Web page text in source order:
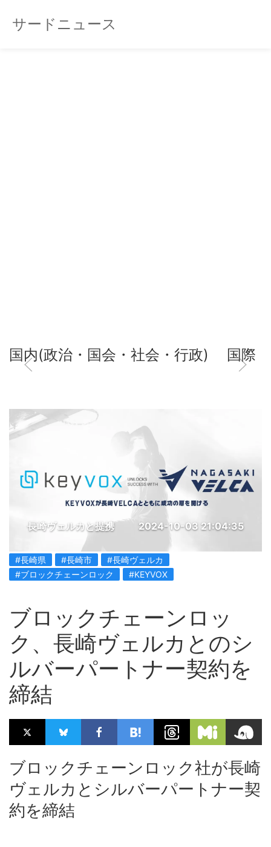
サードニュース
国内(政治・国会・社会・行政) 国際
長崎ヴェルカと提携 2024-10-03 21:04:35
#長崎県 #長崎市
#長崎ヴェルカ
#ブロックチェーンロック
#KEYVOX
ブロックチェーンロッ
ク、長崎ヴェルカとのシ
ルバーパートナー契約を
締結
ブロックチェーンロック社が長崎
ヴェルカとシルバーパートナー契
約を締結